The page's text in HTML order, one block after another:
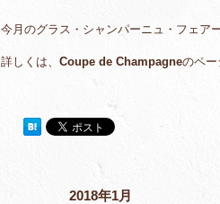
今月のグラス・シャンパーニュ・フェアー
詳しくは、 Coupe de Champagneのペー
2018年1月